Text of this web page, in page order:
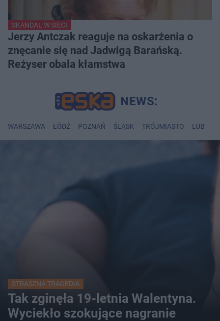
SKANDAL W SIECI
Jerzy Antczak reaguje na oskarżenia o
znęcanie się nad Jadwigą Barańską.
Reżyser obala kłamstwa
WARSZAWA ŁÓDŹ POZNAŃ ŚLĄSK TRÓJMIASTO LUBLIN
STRASZNA TRAGEDIA
Tak zginęła 19-letnia Walentyna.
Wyciekło szokujące nagranie